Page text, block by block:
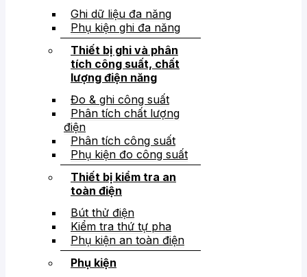
Ghi dữ liệu đa năng
Phụ kiện ghi đa năng
Thiết bị ghi và phân
tích công suất, chất
lượng điện năng
Đo & ghi công suất
Phân tích chất lượng
điện
Phân tích công suất
Phụ kiện đo công suất
Thiết bị kiểm tra an
toàn điện
Bút thử điện
Kiểm tra thứ tự pha
Phụ kiện an toàn điện
Phụ kiện